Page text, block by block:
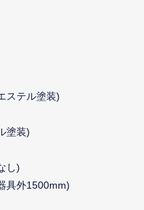
ステル塗装)
塗装)
し)
具外1500mm)